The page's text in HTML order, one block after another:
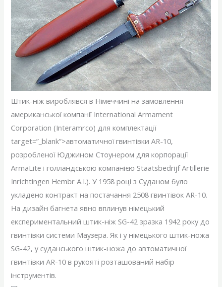
Штик-ніж вироблявся в Німеччині на замовлення
американської компанії International Armament
Corporation (Interamrco) для комплектації
target=”_blank”>автоматичної гвинтівки AR-10,
розробленої Юджином Стоунером для корпорації
ArmaLite і голландською компанією Staatsbedrijf Artillerie
Inrichtingen Hembr A.I.). У 1958 році з Суданом було
укладено контракт на постачання 2508 гвинтівок AR-10.
На дизайн багнета явно вплинув німецький
експериментальний штик-ніж SG-42 зразка 1942 року до
гвинтівки системи Маузера. Як і у німецького штик-ножа
SG-42, у суданського штик-ножа до автоматичної
гвинтівки AR-10 в рукояті розташований набір
інструментів.